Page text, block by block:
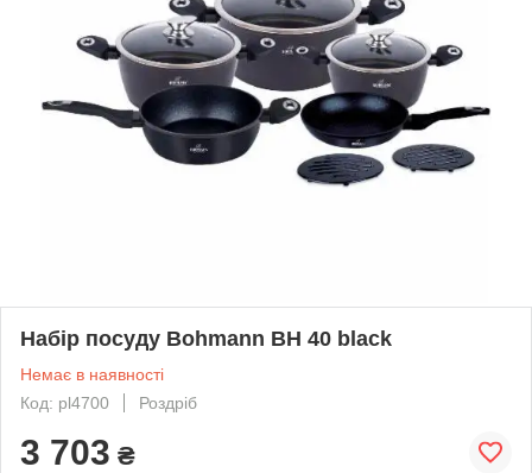
Набір посуду Bohmann BH 40 black
Немає в наявності
Код: pl4700
Роздріб
3 703 ₴